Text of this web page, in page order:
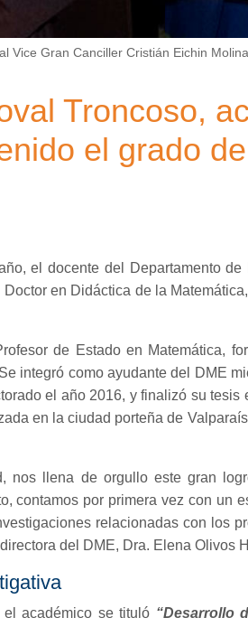
Vice Gran Canciller Cristián Eichin
Troncoso,
el grado
el docente del Departamento
en Didáctica de la
de Estado en Matemática,
integró como ayudante del DME
el año 2016, y finalizó su
en la ciudad porteña de
nos llena de orgullo este gran
contamos por primera vez con
relacionadas con los
del DME, Dra. Elena Olivos
académico se tituló “Desarrollo